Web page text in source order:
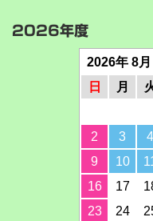
2026年度
2026年 8月
日
月
2
3 4
9
10
16
17
23
24